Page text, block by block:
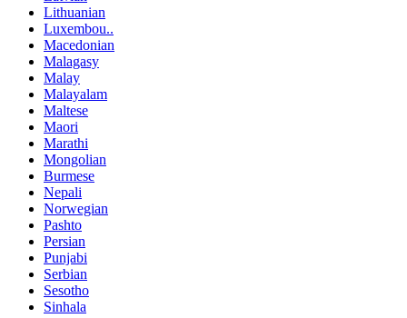
Lithuanian
Luxembou..
Macedonian
Malagasy
Malay
Malayalam
Maltese
Maori
Marathi
Mongolian
Burmese
Nepali
Norwegian
Pashto
Persian
Punjabi
Serbian
Sesotho
Sinhala